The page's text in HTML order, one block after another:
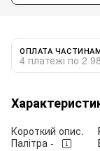
ОПЛАТА
4 платежі по 2
Короткий опис.
Палітра -